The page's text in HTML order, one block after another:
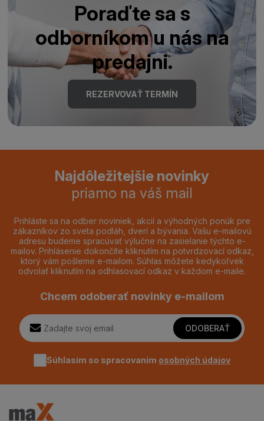
Poraďte sa s
odborníkom u nás na
predajni.
REZERVOVAŤ TERMÍN
Najdôležitejšie novinky
priamo na váš mail
Prihláste sa na odber noviniek, akcií a výhodných ponúk pre
zákazníkov zo sveta podláh, dverí a bývania. Vašu e-mailovú
adresu budeme spracúvať výlučne na zasielanie týchto e-
mailov. Prihlásenie dokončíte kliknutím na potvrdzovací odkaz,
ktorý vám pošleme e-mailom. Súhlas môžete kedykoľvek
odvolať kliknutím na odhlasovací odkaz v každom e-maile.
Chcem odoberať novinky e-mailom
ODOBERAŤ
Súhlasím so spracovaním osobných údajov